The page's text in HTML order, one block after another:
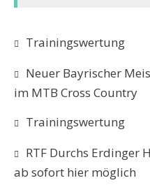
Trainingswertung
Neuer Bayrischer
im MTB Cross Country
Trainingswertung
RTF Durchs Erdinger
ab sofort hier möglich